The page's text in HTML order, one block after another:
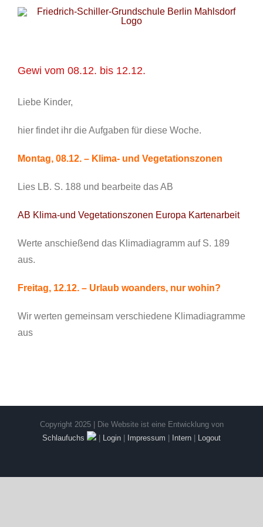
Zum
Gewi vom 08.12. bis 12.12.
Liebe Kinder,
hier findet ihr die Aufgaben für diese Woche.
Montag, 08.12. – Klima- und Vegetationszonen
Lies LB. S. 188 und bearbeite das AB
AB Klima-und Vegetationszonen Europa Kartenarbeit
Werte anschießend das Klimadiagramm auf S. 189
aus.
Freitag, 12.12. – Urlaub woanders, nur wohin?
Wir werten gemeinsam verschiedene Klimadiagramme
aus
Copyright 2025 | Die Website ist eine Entwicklung von
Schlaufuchs
Login Impressum Intern Logout